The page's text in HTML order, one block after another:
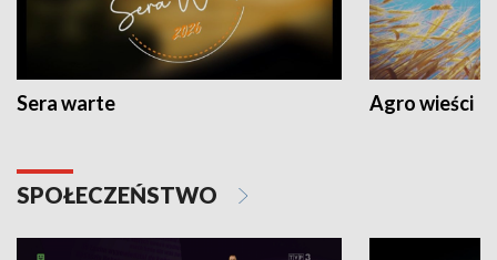
Sera warte Agro wieści
SPOŁECZEŃSTWO